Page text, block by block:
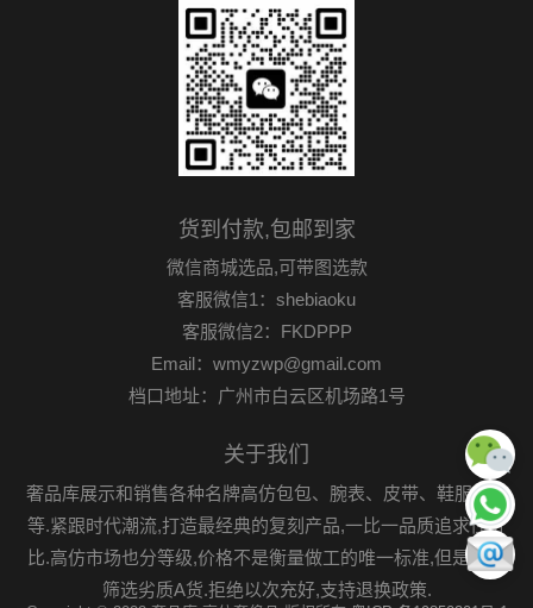
货到付款,包邮到家
微信商城选品,可带图选款
客服微信1：shebiaoku
客服微信2：FKDPPP
Email：wmyzwp@gmail.com
档口地址：广州市白云区机场路1号
关于我们
奢品库展示和销售各种名牌高仿包包、腕表、皮带、鞋服首饰
等.紧跟时代潮流,打造最经典的复刻产品,一比一品质追求性价
比.高仿市场也分等级,价格不是衡量做工的唯一标准,但是可以
筛选劣质A货.拒绝以次充好,支持退换政策.